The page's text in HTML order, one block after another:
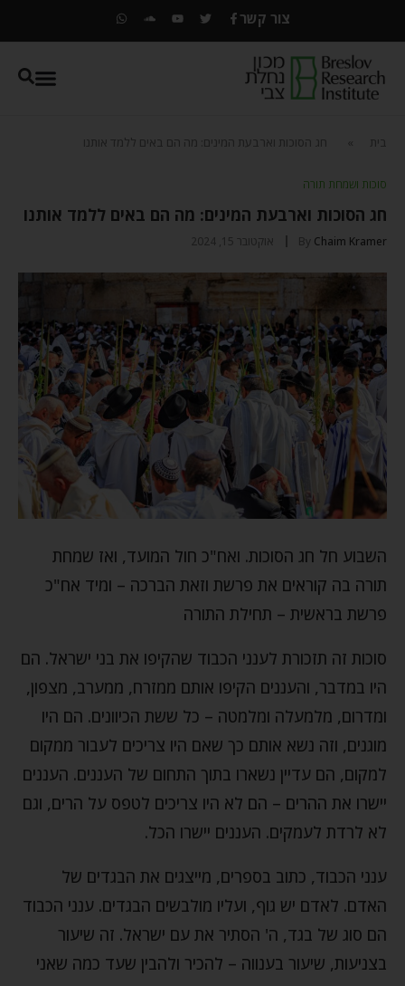
צור קשר
בית חג הסוכות וארבעת המינים: מה הם באים ללמד אותנו
סוכות ושמחת תורה
חג הסוכות וארבעת המינים: מה הם באים ללמד אותנו
By Chaim Kramer אוקטובר 15, 2024
השבוע חל חג הסוכות. ואח"כ חול המועד, ואז שמחת
תורה בה קוראים את פרשת וזאת הברכה – ומיד אח"כ
פרשת בראשית – תחילת התורה
סוכות זה תזכורת לענני הכבוד שהקיפו את בני ישראל. הם
היו במדבר, והעננים הקיפו אותם ממזרח, ממערב, מצפון,
ומדרום, מלמעלה ומלמטה – כל ששת הכיוונים. הם היו
מוגנים, וזה נשא אותם כך שאם היו צריכים לעבור ממקום
למקום, הם עדיין נשארו בתוך התחום של העננים. העננים
יישרו את ההרים – הם לא היו צריכים לטפס על הרים, וגם
לא לרדת לעמקים. העננים יישרו הכל.
ענני הכבוד, כתוב בספרים, מייצגים את הבגדים של
האדם. לאדם יש גוף, ועליו מולבשים הבגדים. ענני הכבוד
הם סוג של בגד, ה' הסתיר את עם ישראל. זה שיעור
בצניעות, שיעור בענווה – להכיר ולהבין שעד כמה שאני